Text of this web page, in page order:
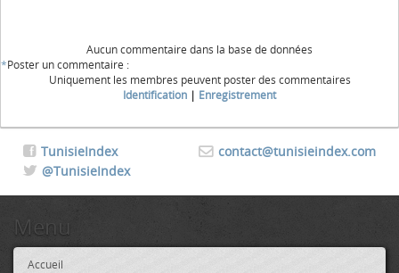
Aucun commentaire dans la base de données
*Poster un commentaire :
Uniquement les membres peuvent poster des commentaires
Identification | Enregistrement
contact@tunisieindex.com
TunisieIndex
@TunisieIndex
Menu
Accueil